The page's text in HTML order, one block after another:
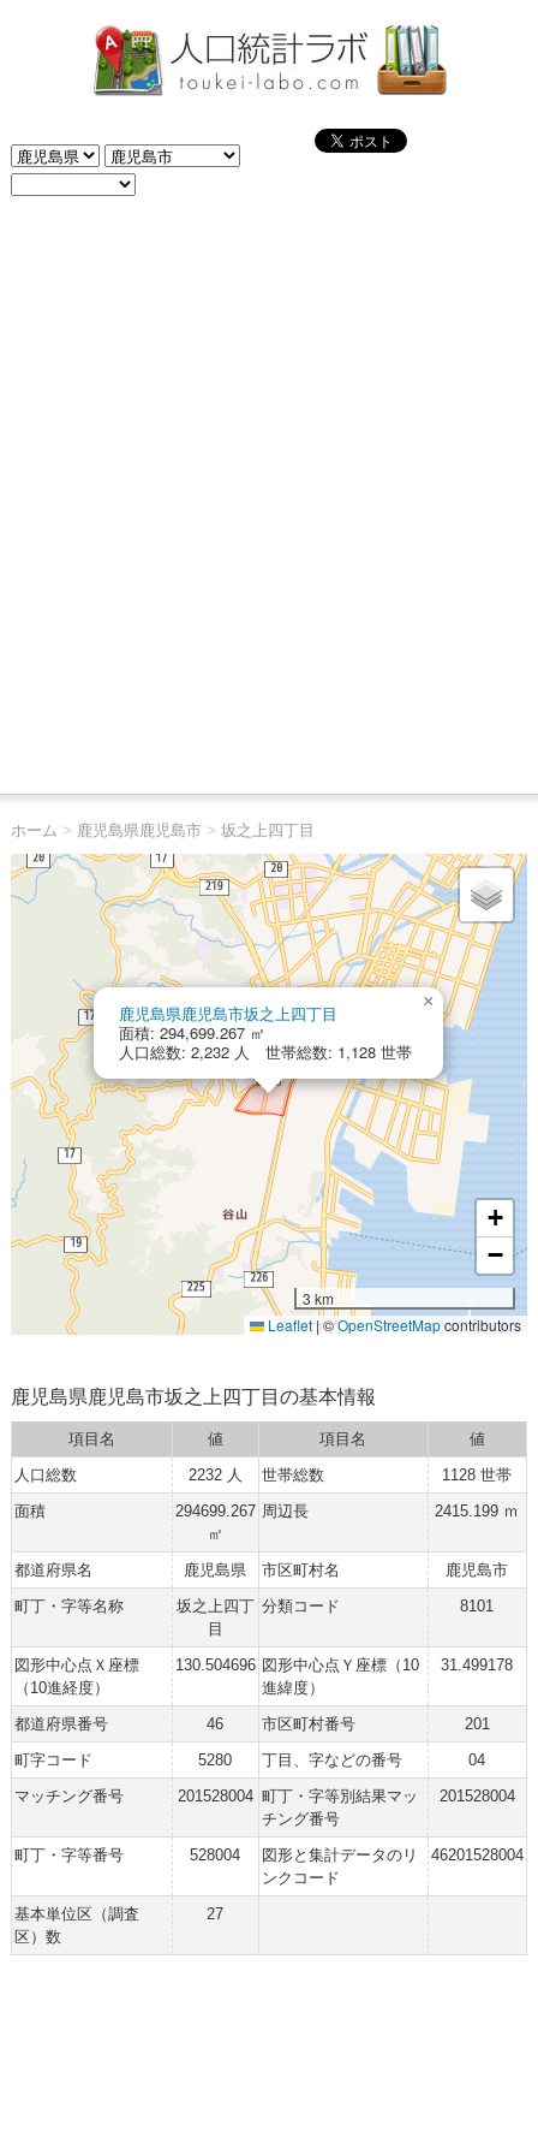
ホーム > 鹿児島県鹿児島市> 坂之上四丁目
鹿児島県鹿児島市坂之上四丁目
面積: 294,699.267 ㎡
人口総数: 2,232 人 世帯総数: 1,128 世帯
×
+
−
3 km
Leaflet|©OpenStreetMapcontributors
鹿児島県鹿児島市坂之上四丁目の基本情報
項目名 値 項目名
値
人口総数
2232 人 世帯総数
1128 世帯
面積
294699.267
㎡
周辺長 2415.199 ｍ
都道府県名 鹿児島県 市区町村名
鹿児島市
町丁・字等名称
坂之上四丁
目
分類コード 8101
図形中心点Ｘ座標
（10進経度）
130.504696 図形中心点Ｙ座標（10
進緯度）
31.499178
都道府県番号 46 市区町村番号
201
町字コード
5280 丁目、字などの番号
04
マッチング番号
201528004 町丁・字等別結果マッ
チング番号
201528004
町丁・字等番号 528004
図形と集計データのリ
ンクコード
46201528004
基本単位区（調査
区）数
27